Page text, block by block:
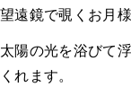
望遠鏡で覗くお月
太陽の光を浴びて
くれます。